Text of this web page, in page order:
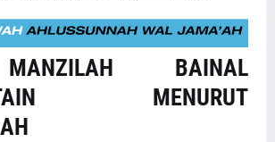
BAINAL
MENURUT